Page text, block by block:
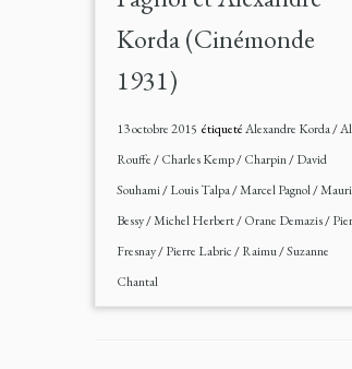
Korda (Cinémonde
1931)
13 octobre 2015 étiquetéAlexandre Korda/
Rouffe/Charles Kemp/Charpin/David
Souhami/Louis Talpa/Marcel Pagnol/
Bessy/Michel Herbert/Orane Demazis/
Fresnay/Pierre Labric/Raimu/Suzanne
Chantal